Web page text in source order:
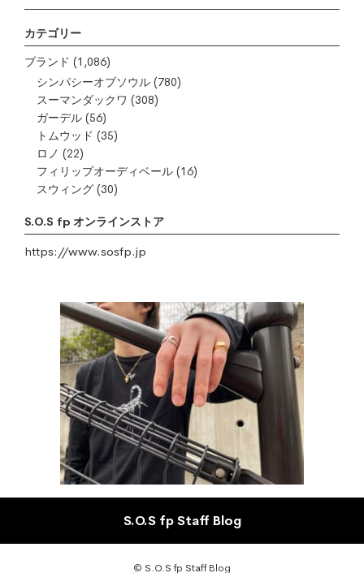
カテゴリー
ブランド (1,086)
シンパシーオブソウル (780)
スーマンダックワ (308)
ガーデル (56)
トムウッド (35)
ロノ (22)
フィリップオーディベール (16)
スウィング (30)
S.O.S fp オンラインストア
https://www.sosfp.jp
S.O.S fp Staff Blog
© S.O.S fp Staff Blog